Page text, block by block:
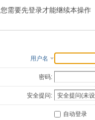
您需要先登录才能继续本操作
用户名
密码:
安全提问:
自动登录